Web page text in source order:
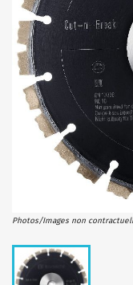
Photos/Images non